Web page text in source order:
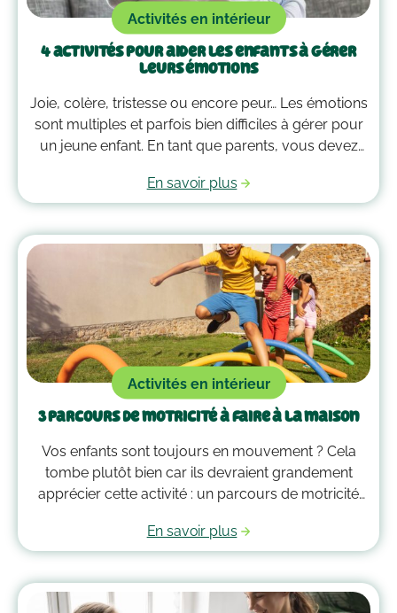
Activités en intérieur
4 activités pour aider les enfants à gérer
leurs émotions
Joie, colère, tristesse ou encore peur… Les émotions
sont multiples et parfois bien difficiles à gérer pour
un jeune enfant. En tant que parents, vous devez
plus d’un tour dans votre sac pour les
accompagner. Voici quelques outils qui peuvent
vous guider dans la gestion des émotions de vos
enfants !
En savoir plus
Activités en intérieur
3 parcours de motricité à faire à la maison
Vos enfants sont toujours en mouvement ? Cela
tombe plutôt bien car ils devraient grandement
apprécier cette activité : un parcours de motricité
qui vous guideront pour savoir comment faire un
parcours de motricité à la maison !
En savoir plus